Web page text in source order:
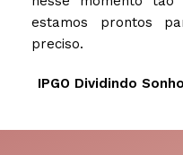
estamos prontos
preciso.
IPGO Dividindo